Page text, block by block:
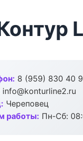
8 (959) 830 40
info@konturline2.ru
Череповец
работы: Пн-Сб: